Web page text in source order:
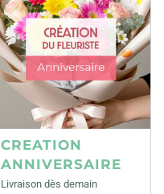
CREATION
ANNIVERSAIRE
Livraison dès demain